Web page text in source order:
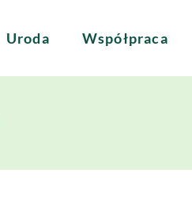
Uroda Współpraca